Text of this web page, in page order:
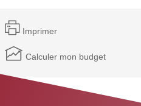
Imprimer
Calculer mon budget